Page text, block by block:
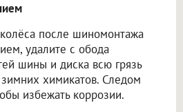
после шиномонтажа
удалите с обода
шины и диска всю грязь
химикатов. Следом
избежать коррозии.